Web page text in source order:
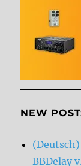
NEW
BBDelay